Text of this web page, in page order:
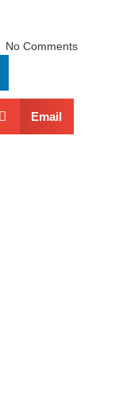
No Comments
Email